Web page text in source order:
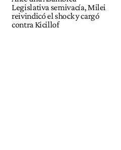
Legislativa semivacía, Milei
reivindicó el shock y cargó
contra Kicillof